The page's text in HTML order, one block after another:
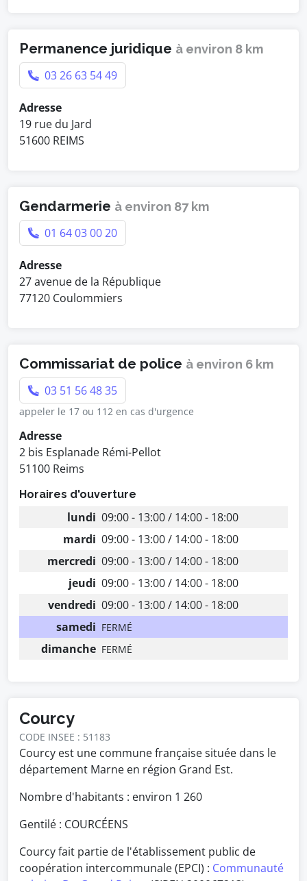
Permanence juridique à environ 8 km
03 26 63 54 49
Adresse
19 rue du Jard
51600 REIMS
Gendarmerie à environ 87 km
01 64 03 00 20
Adresse
27 avenue de la République
77120 Coulommiers
Commissariat de police à environ 6 km
03 51 56 48 35
appeler le 17 ou 112 en cas d'urgence
Adresse
2 bis Esplanade Rémi-Pellot
51100 Reims
Horaires d'ouverture
lundi 09:00 - 13:00 / 14:00 - 18:00
mardi 09:00 - 13:00 / 14:00 - 18:00
mercredi 09:00 - 13:00 / 14:00 - 18:00
jeudi 09:00 - 13:00 / 14:00 - 18:00
vendredi 09:00 - 13:00 / 14:00 - 18:00
samedi FERMÉ
dimanche FERMÉ
Courcy
CODE INSEE : 51183
Courcy est une commune française située dans le
département Marne en région Grand Est.
Nombre d'habitants : environ 1 260
Gentilé : COURCÉENS
Courcy fait partie de l'établissement public de
coopération intercommunale (EPCI) : Communauté